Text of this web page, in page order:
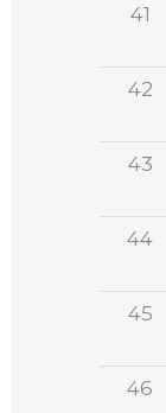
41
42
43
44
45
46